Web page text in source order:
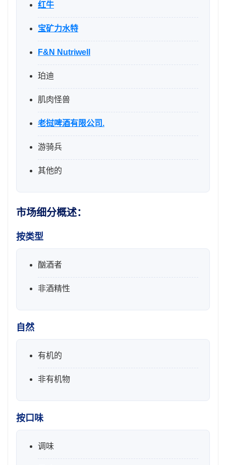
红牛
宝矿力水特
F&N Nutriwell
珀迪
肌肉怪兽
老挝啤酒有限公司.
游骑兵
其他的
市场细分概述：
按类型
酗酒者
非酒精性
自然
有机的
非有机物
按口味
调味